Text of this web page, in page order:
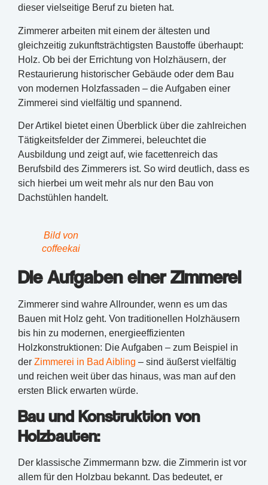
dieser vielseitige Beruf zu bieten hat.
Zimmerer arbeiten mit einem der ältesten und
gleichzeitig zukunftsträchtigsten Baustoffe überhaupt:
Holz. Ob bei der Errichtung von Holzhäusern, der
Restaurierung historischer Gebäude oder dem Bau
von modernen Holzfassaden – die Aufgaben einer
Zimmerei sind vielfältig und spannend.
Der Artikel bietet einen Überblick über die zahlreichen
Tätigkeitsfelder der Zimmerei, beleuchtet die
Ausbildung und zeigt auf, wie facettenreich das
Berufsbild des Zimmerers ist. So wird deutlich, dass es
sich hierbei um weit mehr als nur den Bau von
Dachstühlen handelt.
Bild von
coffeekai
Die Aufgaben einer Zimmerei
Zimmerer sind wahre Allrounder, wenn es um das
Bauen mit Holz geht. Von traditionellen Holzhäusern
bis hin zu modernen, energieeffizienten
Holzkonstruktionen: Die Aufgaben – zum Beispiel in
der Zimmerei in Bad Aibling – sind äußerst vielfältig
und reichen weit über das hinaus, was man auf den
ersten Blick erwarten würde.
Bau und Konstruktion von
Holzbauten:
Der klassische Zimmermann bzw. die Zimmerin ist vor
allem für den Holzbau bekannt. Das bedeutet, er